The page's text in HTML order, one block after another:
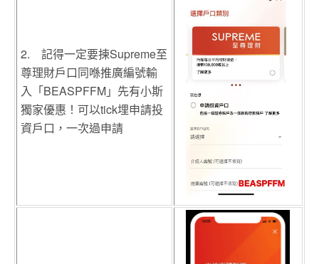
2. 記得一定要揀Supreme至
尊理財戶口同喺推廣編號輸
入「BEASPFFM」先有小斯
獨家優惠！可以tick埋申請投
資戶口，一次過申請